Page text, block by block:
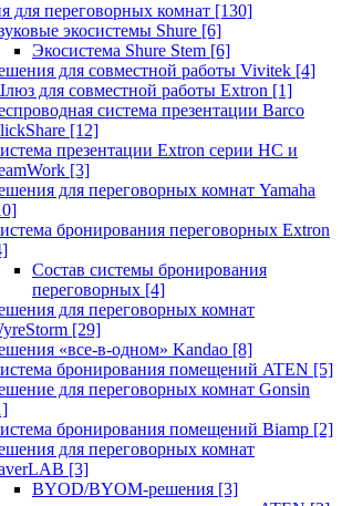
для переговорных комнат [130]
экосистемы Shure [6]
Экосистема Shure Stem [6]
для совместной работы Vivitek [4]
для совместной работы Extron [1]
система презентации Barco
[12]
презентации Extron серии HC и
[3]
для переговорных комнат Yamaha
бронирования переговорных Extron
Состав системы бронирования
переговорных [4]
для переговорных комнат
[29]
«все-в-одном» Kandao [8]
бронирования помещений ATEN [5]
для переговорных комнат Gonsin
бронирования помещений Biamp [2]
для переговорных комнат
[3]
BYOD/BYOM-решения [3]